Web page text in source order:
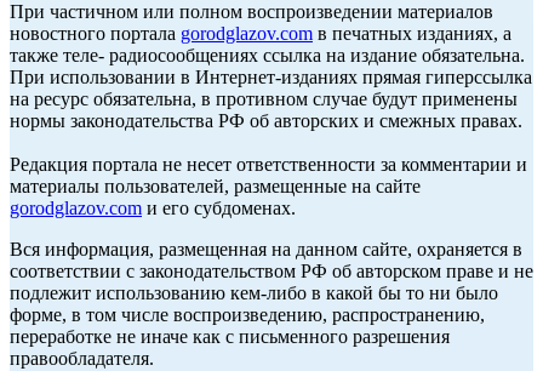
При частичном или полном воспроизведении материалов
новостного портала gorodglazov.com в печатных изданиях, а
также теле- радиосообщениях ссылка на издание обязательна.
При использовании в Интернет-изданиях прямая гиперссылка
на ресурс обязательна, в противном случае будут применены
нормы законодательства РФ об авторских и смежных правах.
Редакция портала не несет ответственности за комментарии и
материалы пользователей, размещенные на сайте
gorodglazov.com и его субдоменах.
Вся информация, размещенная на данном сайте, охраняется в
соответствии с законодательством РФ об авторском праве и не
подлежит использованию кем-либо в какой бы то ни было
форме, в том числе воспроизведению, распространению,
переработке не иначе как с письменного разрешения
правообладателя.